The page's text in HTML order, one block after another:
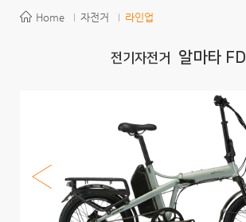
Home 자전거 라인업
전기자전거 알마타 FD